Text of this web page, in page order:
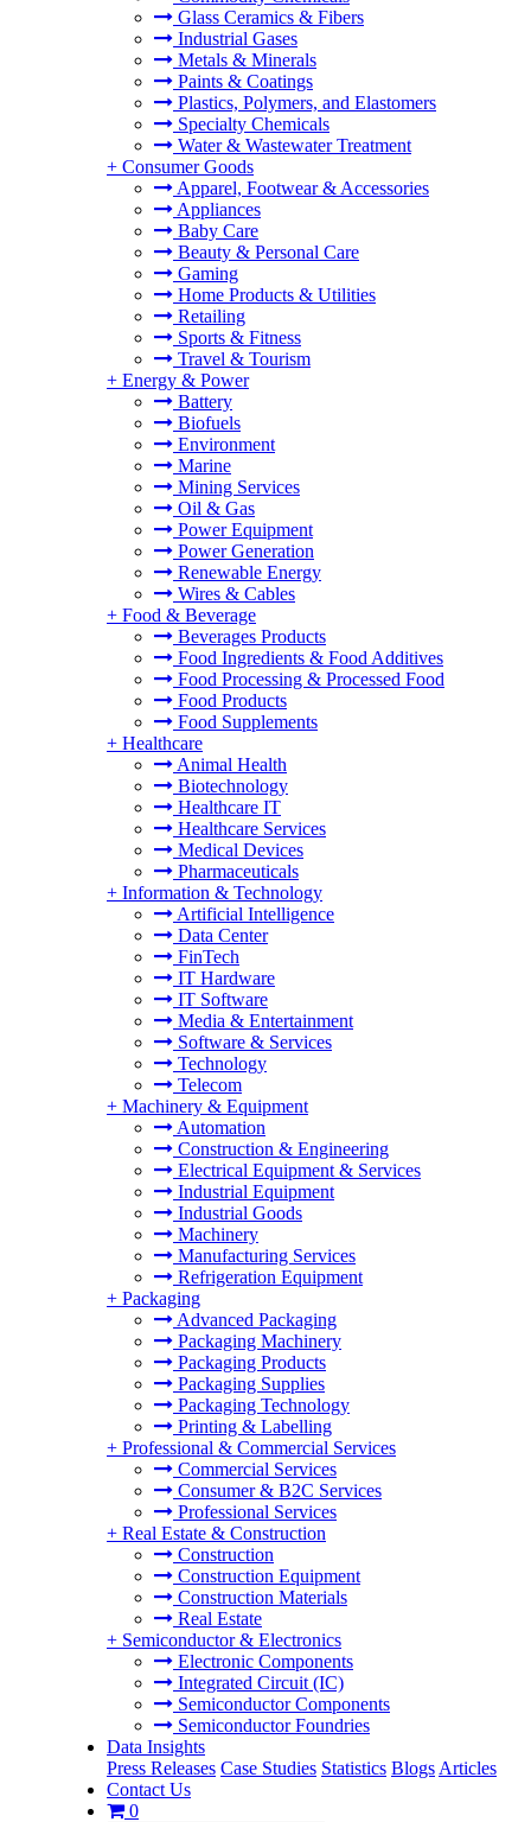
Glass Ceramics & Fibers
Industrial Gases
Metals & Minerals
Paints & Coatings
Plastics, Polymers, and Elastomers
Specialty Chemicals
Water & Wastewater Treatment
+ Consumer Goods
Apparel, Footwear & Accessories
Appliances
Baby Care
Beauty & Personal Care
Gaming
Home Products & Utilities
Retailing
Sports & Fitness
Travel & Tourism
+ Energy & Power
Battery
Biofuels
Environment
Marine
Mining Services
Oil & Gas
Power Equipment
Power Generation
Renewable Energy
Wires & Cables
+ Food & Beverage
Beverages Products
Food Ingredients & Food Additives
Food Processing & Processed Food
Food Products
Food Supplements
+ Healthcare
Animal Health
Biotechnology
Healthcare IT
Healthcare Services
Medical Devices
Pharmaceuticals
+ Information & Technology
Artificial Intelligence
Data Center
FinTech
IT Hardware
IT Software
Media & Entertainment
Software & Services
Technology
Telecom
+ Machinery & Equipment
Automation
Construction & Engineering
Electrical Equipment & Services
Industrial Equipment
Industrial Goods
Machinery
Manufacturing Services
Refrigeration Equipment
+ Packaging
Advanced Packaging
Packaging Machinery
Packaging Products
Packaging Supplies
Packaging Technology
Printing & Labelling
+ Professional & Commercial Services
Commercial Services
Consumer & B2C Services
Professional Services
+ Real Estate & Construction
Construction
Construction Equipment
Construction Materials
Real Estate
+ Semiconductor & Electronics
Electronic Components
Integrated Circuit (IC)
Semiconductor Components
Semiconductor Foundries
Data Insights
Press Releases Case Studies Statistics Blogs Articles
Contact Us
0